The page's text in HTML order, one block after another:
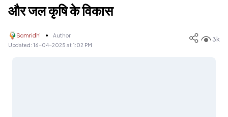
और जल कृषि के विकास
Samridhi
Author
Updated: 16-04-2025 at 1:02 PM
3k